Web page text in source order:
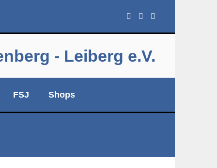
- Leiberg e.V.
FSJ Shops